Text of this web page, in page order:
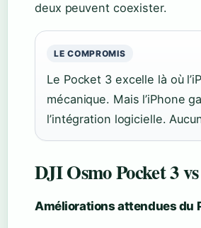
deux peuvent coexister.
LE COMPROMIS
Le Pocket 3 excelle là où
mécanique. Mais l’iPhone
l’intégration logicielle.
DJI Osmo Pocket 3
Améliorations attendues du